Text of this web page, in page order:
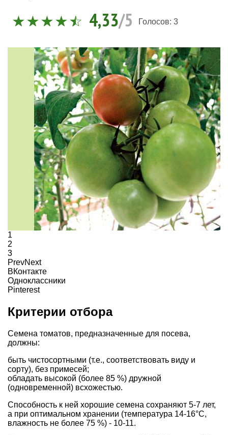
4,33/5 Голосов: 3
1
2
3
PrevNext
ВКонтакте
Одноклассники
Pinterest
Критерии отбора
Семена томатов, предназначенные для посева,
должны:
быть чистосортными (т.е., соответствовать виду и
сорту), без примесей;
обладать высокой (более 85 %) дружной
(одновременной) всхожестью.
Способность к ней хорошие семена сохраняют 5-7 лет,
а при оптимальном хранении (температура 14-16°C,
влажность не более 75 %) - 10-11.